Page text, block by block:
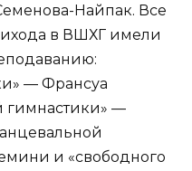
Найпак. Все
в ВШХГ имели
— Франсуа
гимнастики» —
и «свободного